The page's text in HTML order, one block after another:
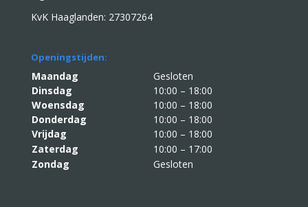
KvK Haaglanden: 27307264
Openingstijden:
Maandag
Gesloten
Dinsdag
10:00 – 18:00
Woensdag
10:00 – 18:00
Donderdag
10:00 – 18:00
Vrijdag
10:00 – 18:00
Zaterdag
10:00 – 17:00
Zondag
Gesloten